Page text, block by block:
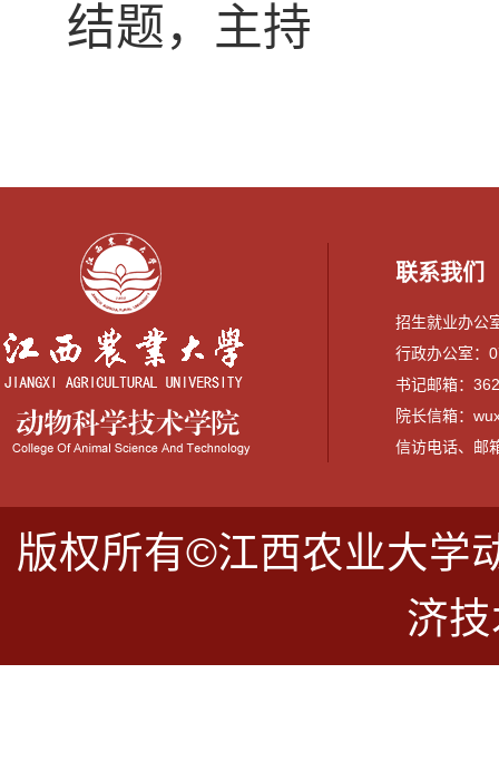
结题，主持
联系我们
招生就业办公
行政办公室：
书记邮箱：
院长信箱：
信访电话、邮
版权所有©江西农业大学
济